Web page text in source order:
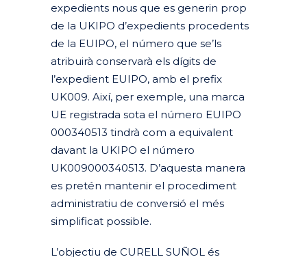
expedients nous que es generin prop
de la UKIPO d’expedients procedents
de la EUIPO, el número que se’ls
atribuirà conservarà els dígits de
l’expedient EUIPO, amb el prefix
UK009. Així, per exemple, una marca
UE registrada sota el número EUIPO
000340513 tindrà com a equivalent
davant la UKIPO el número
UK009000340513. D’aquesta manera
es pretén mantenir el procediment
administratiu de conversió el més
simplificat possible.
L’objectiu de CURELL SUÑOL és